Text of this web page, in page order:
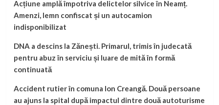
Acțiune amplă împotriva delictelor silvice în Neamț.
Amenzi, lemn confiscat și un autocamion
indisponibilizat
DNA a descins la Zănești. Primarul, trimis în judecată
pentru abuz în serviciu și luare de mită în formă
continuată
Accident rutier în comuna Ion Creangă. Două persoane
au ajuns la spital după impactul dintre două autoturisme